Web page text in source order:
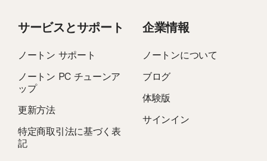
サービスとサポート
ノートン サポート
ノートン PC チューンア
ップ
更新方法
特定商取引法に基づく表
記
企業情報
ノートンについて
ブログ
体験版
サインイン